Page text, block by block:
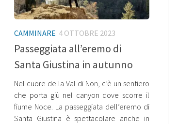
CAMMINARE 4 OTTOBRE 2023
Passeggiata all’eremo di
Santa Giustina in autunno
Nel cuore della Val di Non, c’è un sentiero
che porta giù nel canyon dove scorre il
fiume Noce. La passeggiata dell’eremo di
Santa Giustina è spettacolare anche in